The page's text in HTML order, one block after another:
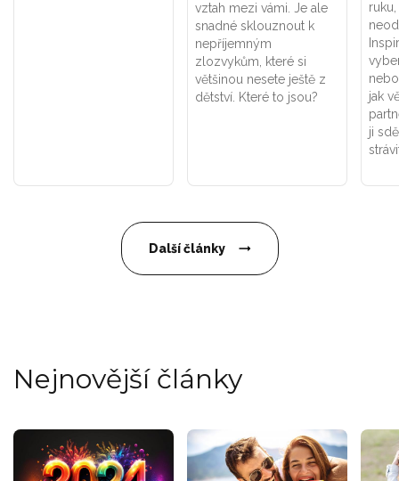
vztah mezi vámi. Je ale
snadné sklouznout k
nepříjemným
zlozvykům, které si
většinou nesete ještě z
dětství. Které to jsou?
jak
ji
Další články
Nejnovější články